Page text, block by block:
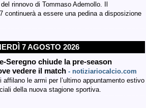
rinnovo di Tommaso Ademollo. Il
continuerà a essere una pedina a disposizione
7 AGOSTO 2026
Seregno chiude la pre-season
vedere il match - notiziariocalcio.com
affilano le armi per l’ultimo appuntamento estivo
della nuova stagione sportiva.